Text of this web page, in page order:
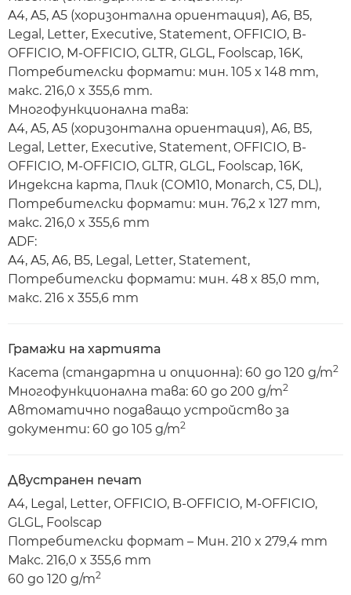
A4, A5, A5 (хоризонтална ориентация), A6, B5,
Legal, Letter, Executive, Statement, OFFICIO, B-
OFFICIO, M-OFFICIO, GLTR, GLGL, Foolscap, 16K,
Потребителски формати: мин. 105 x 148 mm,
макс. 216,0 x 355,6 mm.
Многофункционална тава:
A4, A5, A5 (хоризонтална ориентация), A6, B5,
Legal, Letter, Executive, Statement, OFFICIO, B-
OFFICIO, M-OFFICIO, GLTR, GLGL, Foolscap, 16K,
Индексна карта, Плик (COM10, Monarch, C5, DL),
Потребителски формати: мин. 76,2 x 127 mm,
макс. 216,0 x 355,6 mm
ADF:
A4, A5, A6, B5, Legal, Letter, Statement,
Потребителски формати: мин. 48 x 85,0 mm,
макс. 216 x 355,6 mm
Грамажи на хартията
Касета (стандартна и опционна): 60 до 120 g/m2
Многофункционална тава: 60 до 200 g/m2
Автоматично подаващо устройство за
документи: 60 до 105 g/m2
Двустранен печат
A4, Legal, Letter, OFFICIO, B-OFFICIO, M-OFFICIO,
GLGL, Foolscap
Потребителски формат – Мин. 210 x 279,4 mm
Макс. 216,0 x 355,6 mm
60 до 120 g/m2